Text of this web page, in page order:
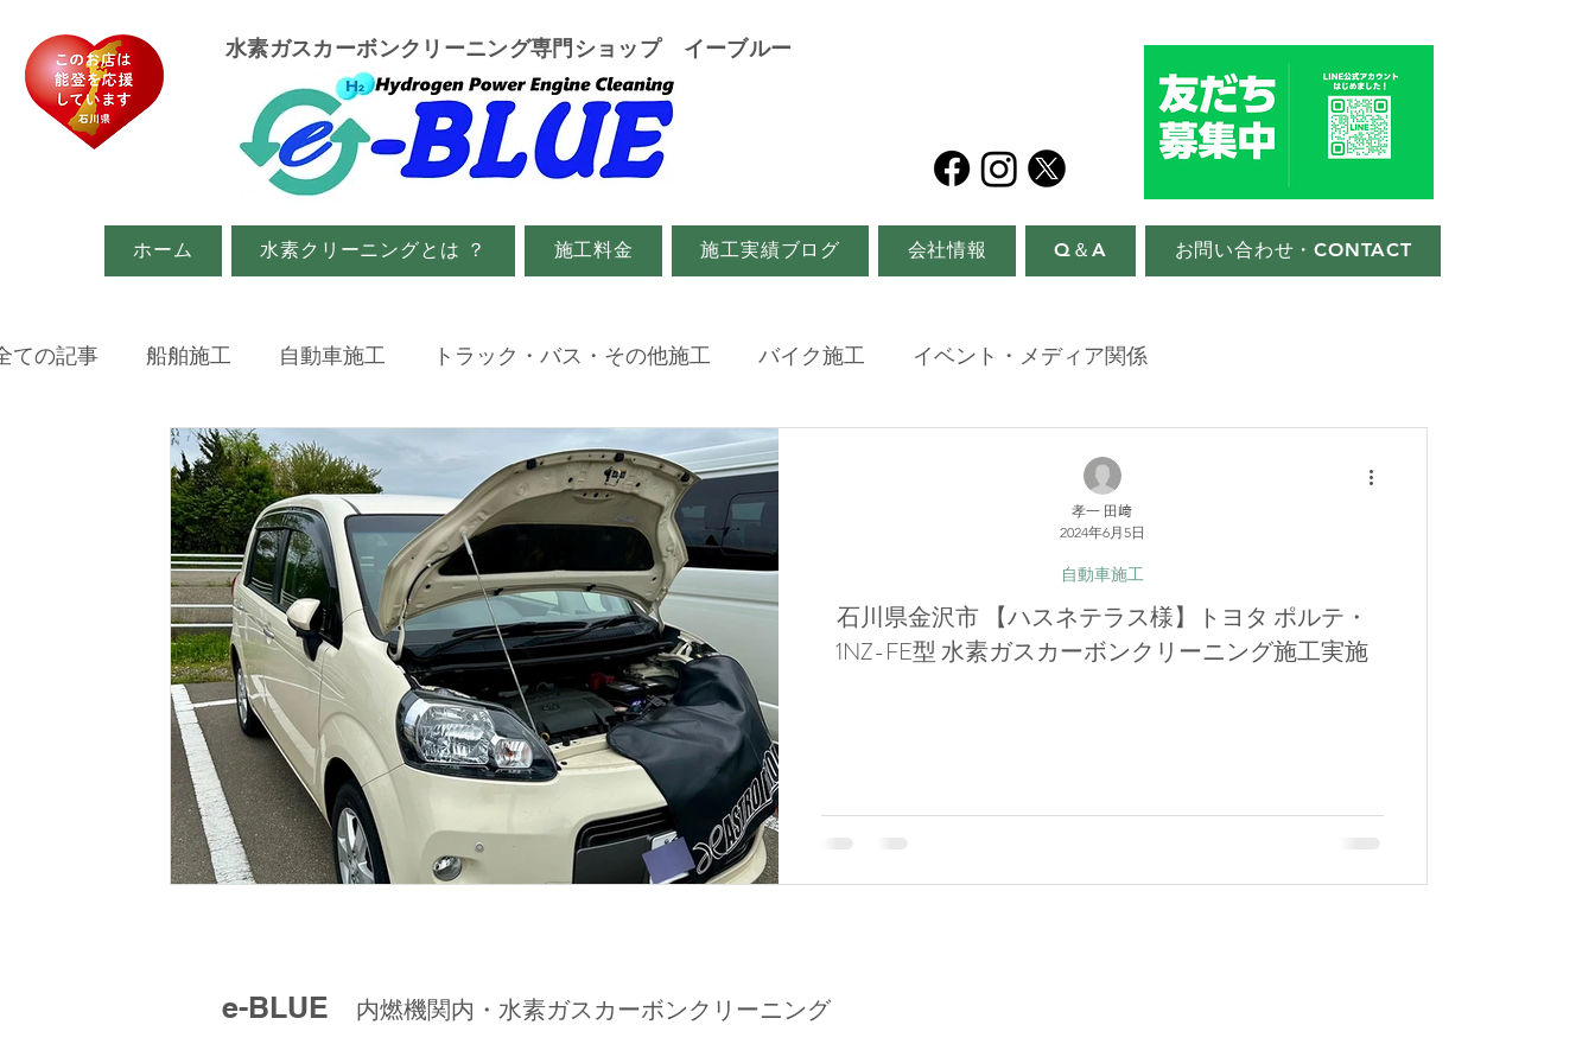
​水素ガスカーボンクリーニング専門ショップ イーブルー
ホーム 水素クリーニングとは ？ 施工料金 施工実績ブログ 会社情報 Q＆A お問い合わせ・CONTACT
ての記事 船舶施工 自動車施工 トラック・バス・その他施工 バイク施工 イベント・メディア関係
石川県金沢市 【ハスネテラス様】トヨタ ポルテ・
1NZ-FE型 水素ガスカーボンクリーニング施工実施
自動車施工
孝一 田﨑
2024年6月5日
e-BLUE 内燃機関内・水素ガスカーボンクリーニング